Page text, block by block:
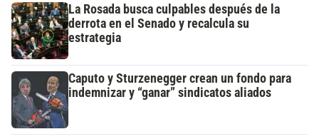
La Rosada busca culpables después de la
derrota en el Senado y recalcula su
estrategia
Caputo y Sturzenegger crean un fondo para
indemnizar y “ganar” sindicatos aliados